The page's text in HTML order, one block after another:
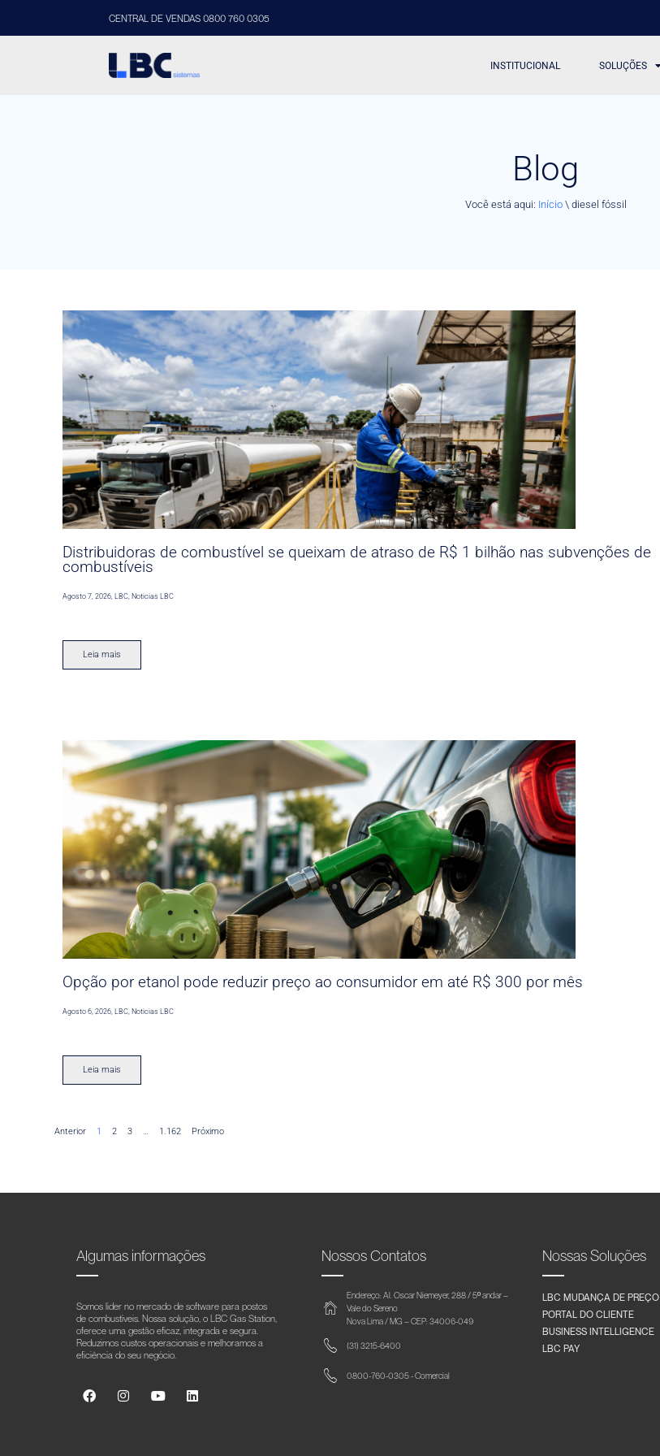
CENTRAL DE VENDAS 0800 760 0305
INSTITUCIONAL SOLUÇÕES
Blog
Você está aqui: Início\ diesel fóssil
Distribuidoras de combustível se queixam de atraso de R$ 1 bilhão nas subvenções de
combustíveis
Agosto 7, 2026,LBC,Noticias LBC
Leia mais
Opção por etanol pode reduzir preço ao consumidor em até R$ 300 por mês
Agosto 6, 2026 ,LBC Noticias LBC
Leia mais
Anterior 1 2 3 … 1.162 Próximo
Algumas informações
Somos líder no mercado de software para postos
de combustíveis. Nossa solução, o LBC Gas Station,
oferece uma gestão eficaz, integrada e segura.
Reduzimos custos operacionais e melhoramos a
eficiência do seu negócio.
Nossos Contatos
Endereço: Al. Oscar Niemeyer, 288 / 5º andar –
Vale do Sereno
Nova Lima / MG – CEP: 34006-049
(31) 3215-6400
0800-760-0305 - Comercial
Nossas Soluções
LBC MUDANÇA DE PREÇO
PORTAL DO CLIENTE
BUSINESS INTELLIGENCE
LBC PAY